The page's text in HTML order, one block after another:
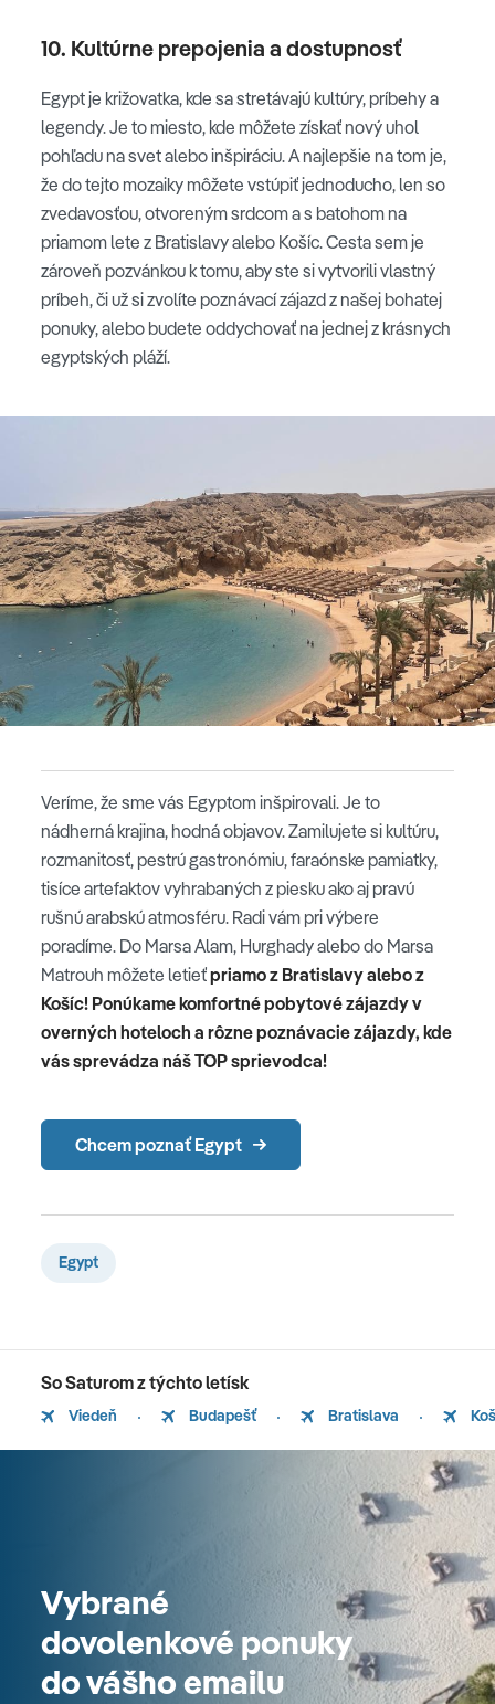
10. Kultúrne prepojenia a dostupnosť
Egypt je križovatka, kde sa stretávajú kultúry, príbehy a
legendy. Je to miesto, kde môžete získať nový uhol
pohľadu na svet alebo inšpiráciu. A najlepšie na tom je,
že do tejto mozaiky môžete vstúpiť jednoducho, len so
zvedavosťou, otvoreným srdcom a s batohom na
priamom lete z Bratislavy alebo Košíc. Cesta sem je
zároveň pozvánkou k tomu, aby ste si vytvorili vlastný
príbeh, či už si zvolíte poznávací zájazd z našej bohatej
ponuky, alebo budete oddychovať na jednej z krásnych
egyptských pláží.
Veríme, že sme vás Egyptom inšpirovali. Je to
nádherná krajina, hodná objavov. Zamilujete si kultúru,
rozmanitosť, pestrú gastronómiu, faraónske pamiatky,
tisíce artefaktov vyhrabaných z piesku ako aj pravú
rušnú arabskú atmosféru. Radi vám pri výbere
poradíme. Do Marsa Alam, Hurghady alebo do Marsa
Matrouh môžete letieťpriamo z Bratislavy alebo z
Košíc! Ponúkame komfortné pobytové zájazdy v
overných hoteloch a rôzne poznávacie zájazdy, kde
vás sprevádza náš TOP sprievodca!
Chcem poznať Egypt
Egypt
So Saturom z týchto letísk
Viedeň Budapešť Bratislava
Vybrané
dovolenkové ponuky
do vášho emailu